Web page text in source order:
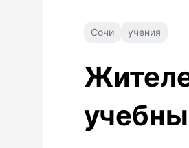
Сочи учения